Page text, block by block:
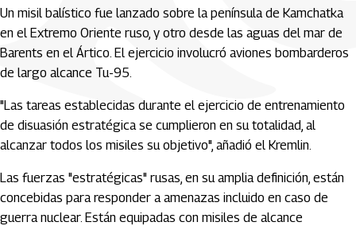
Un misil balístico fue lanzado sobre la península de Kamchatka
en el Extremo Oriente ruso, y otro desde las aguas del mar de
Barents en el Ártico. El ejercicio involucró aviones bombarderos
de largo alcance Tu-95.
"Las tareas establecidas durante el ejercicio de entrenamiento
de disuasión estratégica se cumplieron en su totalidad, al
alcanzar todos los misiles su objetivo", añadió el Kremlin.
Las fuerzas "estratégicas" rusas, en su amplia definición, están
concebidas para responder a amenazas incluido en caso de
guerra nuclear. Están equipadas con misiles de alcance